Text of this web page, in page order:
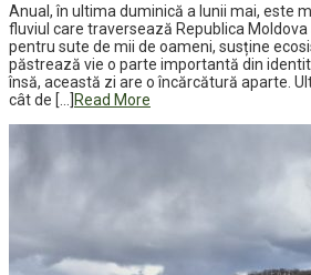
Anual, în ultima duminică a lunii mai, este
fluviul care traversează Republica Moldova
pentru sute de mii de oameni, susține
păstrează vie o parte importantă din
însă, această zi are o încărcătură aparte.
cât de […]Read More